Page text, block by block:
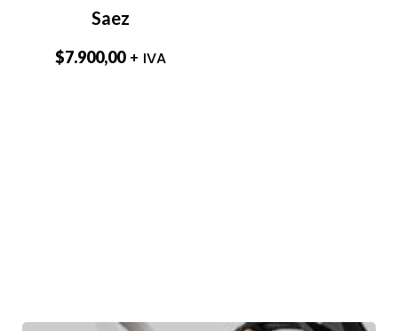
Saez
$7.900,00 + IVA